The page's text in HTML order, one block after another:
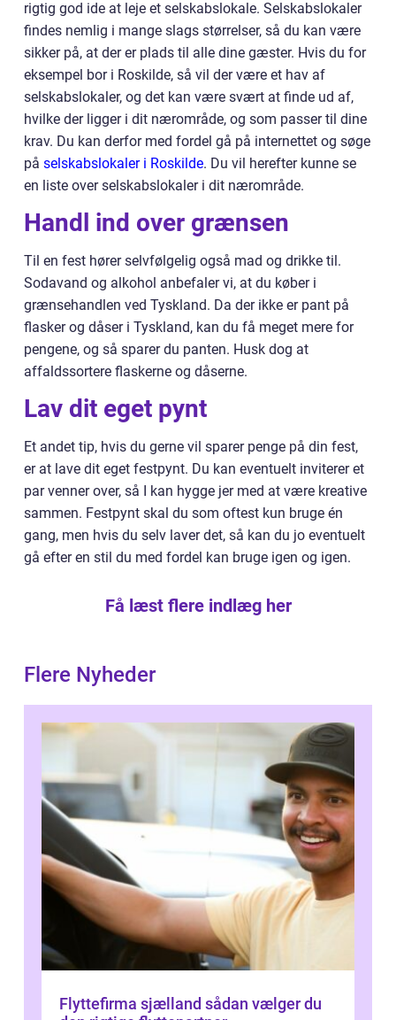
rigtig god ide at leje et selskabslokale. Selskabslokaler
findes nemlig i mange slags størrelser, så du kan være
sikker på, at der er plads til alle dine gæster. Hvis du for
eksempel bor i Roskilde, så vil der være et hav af
selskabslokaler, og det kan være svært at finde ud af,
hvilke der ligger i dit nærområde, og som passer til dine
krav. Du kan derfor med fordel gå på internettet og søge
på selskabslokaler i Roskilde. Du vil herefter kunne se
en liste over selskabslokaler i dit nærområde.
Handl ind over grænsen
Til en fest hører selvfølgelig også mad og drikke til.
Sodavand og alkohol anbefaler vi, at du køber i
grænsehandlen ved Tyskland. Da der ikke er pant på
flasker og dåser i Tyskland, kan du få meget mere for
pengene, og så sparer du panten. Husk dog at
affaldssortere flaskerne og dåserne.
Lav dit eget pynt
Et andet tip, hvis du gerne vil sparer penge på din fest,
er at lave dit eget festpynt. Du kan eventuelt inviterer et
par venner over, så I kan hygge jer med at være kreative
sammen. Festpynt skal du som oftest kun bruge én
gang, men hvis du selv laver det, så kan du jo eventuelt
gå efter en stil du med fordel kan bruge igen og igen.
Få læst flere indlæg her
Flere Nyheder
Flyttefirma sjælland sådan vælger du